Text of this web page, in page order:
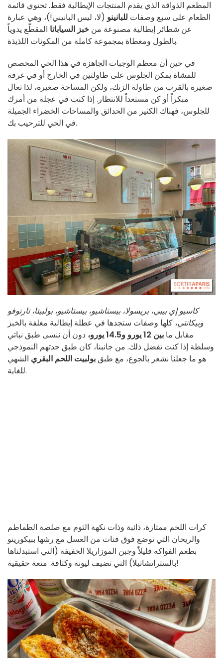
المطعم الذواقة الذي يقدم المنتجات الإيطالية فقط. تحتوي قائمة
الطعام على سبع وصفات للبانينو (لا، ليس البانيني!)، وهي عبارة
عن شطائر إيطالية مصنوعة من خبز السياباتا المقطّع يدوياً
بالطول ومغطاة بمجموعة كاملة من المكونات اللذيذة.
في حين أن معظم الوجبات الجاهزة في هذا الحي المخصص
للمشاة يمكن الجلوس على طاولتين في الخارج أو في غرفة
صغيرة بالقرب من طاولة الزنك، ولكن المساحة صغيرة، لذا تعال
مبكراً أو كن مستعداً للانتظار. إذا كنت في عجلة من أمرك
للجلوس، فهناك الكثير من الحدائق والمساحات الخضراء الجميلة
في الحي للترحيب بك.
كاسيو إي بيبي، بريسولا، بيستاشيو، بيستاشيو، بولبيتا، تارتوفو
وبيكانتي، كلها وصفات ستجدها في عطلة إيطالية مغلفة بالخبز
مقابل ما بين 12 يورو و14.5 يورو،
دون أن ننسى طبق نباتي
وسلطة إذا كنت تفضل ذلك. من جانبنا، كان طبق جدتهم النموذجي
هو ما جعلنا نشعر بالجوع، مع طبق بولبيت اللحم البقري الشهي
للغاية.
كرات اللحم ممتازة، ذائبة وذات نكهة الثوم مع صلصة الطماطم
والريحان التي توضع فوق فتات من العسل مع رشها ببيكورينو
بطعم الفواكه قليلاً وجبن الموزاريلا الخفيفة (التي استبدلناها
بالستراتشاتيلا) التي تضيف ليونة وكثافة. متعة حقيقية!